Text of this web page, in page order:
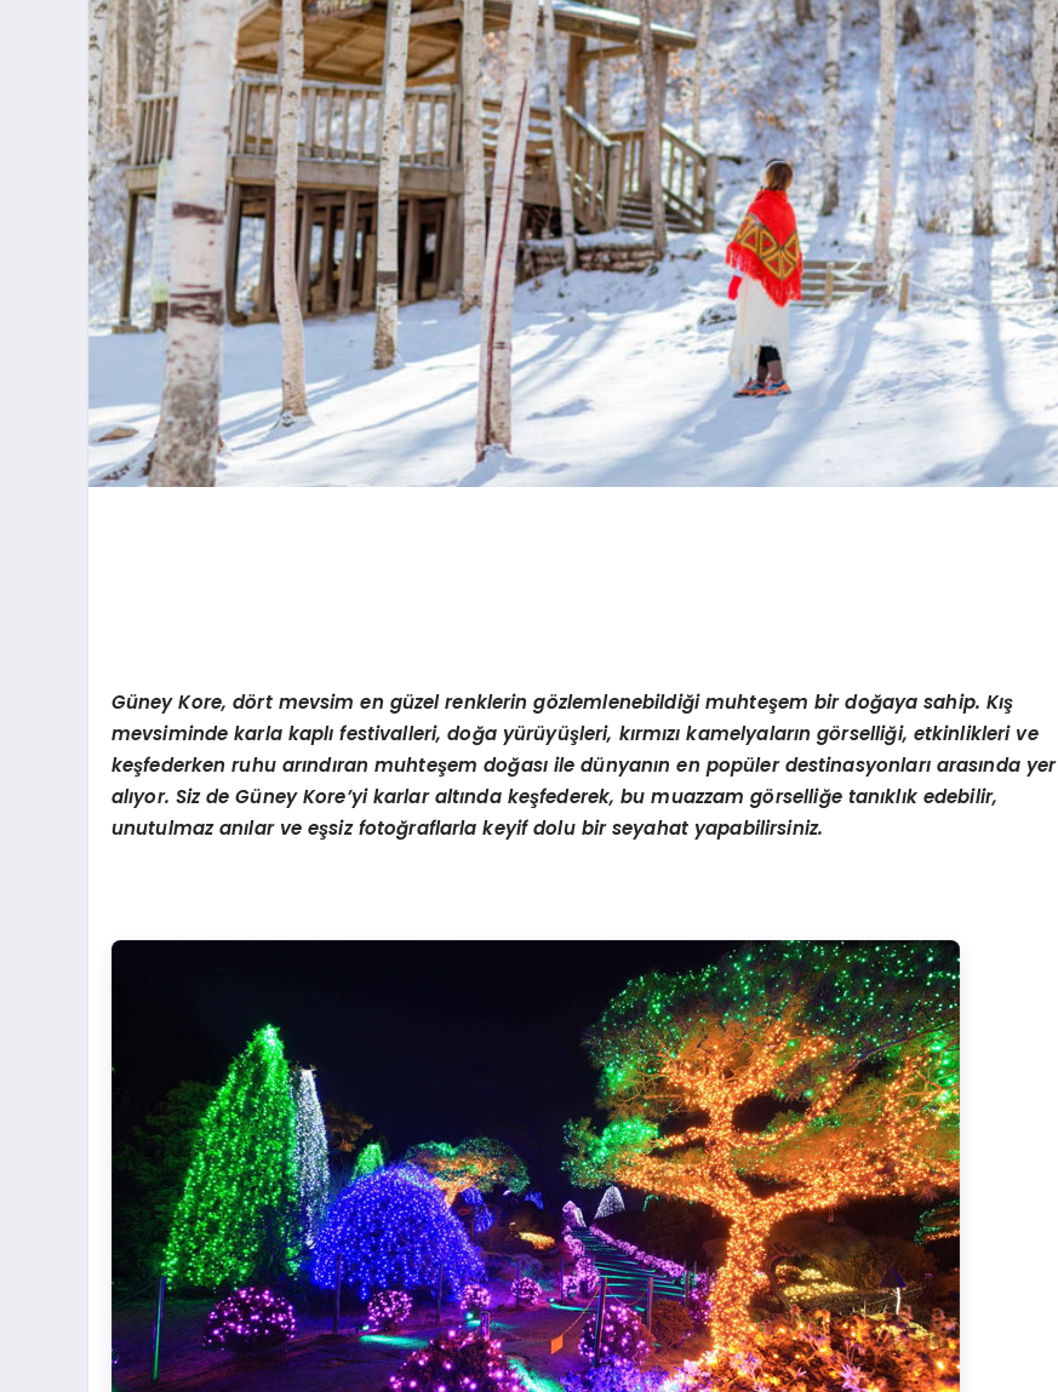
Güney Kore, dört mevsim en güzel renklerin gözlemlenebildiği muhteşem bir doğaya sahip. Kış
mevsiminde karla kaplı festivalleri, doğa yürüyüşleri, kırmızı kamelyaların görselliği, etkinlikleri ve
keşfederken ruhu arındıran muhteşem doğası ile dünyanın en popüler destinasyonları arasında yer
alıyor. Siz de Güney Kore’yi karlar altında keşfederek, bu muazzam görselliğe tanıklık edebilir,
unutulmaz anılar ve eşsiz fotoğraflarla keyif dolu bir seyahat yapabilirsiniz.